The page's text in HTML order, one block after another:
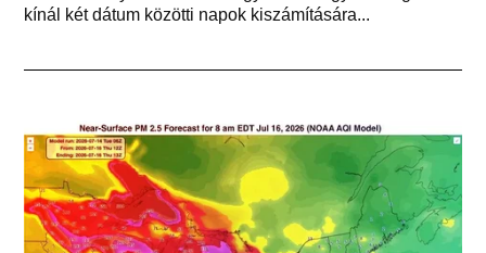
kínál két dátum közötti napok kiszámítására...